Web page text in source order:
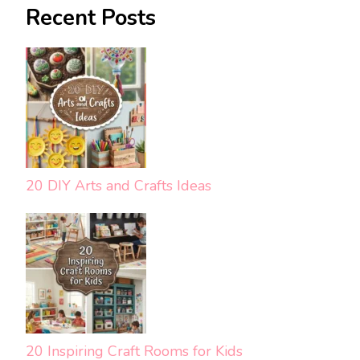
Recent Posts
20 DIY Arts and Crafts Ideas
20 Inspiring Craft Rooms for Kids